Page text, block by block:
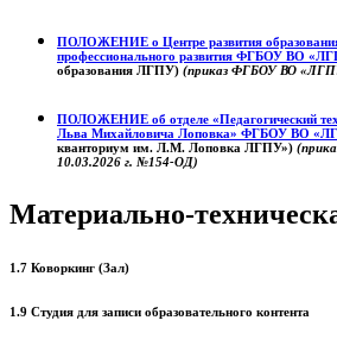
ПОЛОЖЕНИЕ о Центре развития
профессионального развития ФГБОУ ВО
образования ЛГПУ) (приказ ФГБОУ ВО
ПОЛОЖЕНИЕ об отделе «Педагогический
Льва Михайловича Лоповка» ФГБОУ ВО
кванториум им. Л.М. Лоповка ЛГПУ»)
10.03.2026 г. №154-ОД)
Материально-
1.7 Коворкинг (Зал)
1.9 Студия для записи образовательного контента